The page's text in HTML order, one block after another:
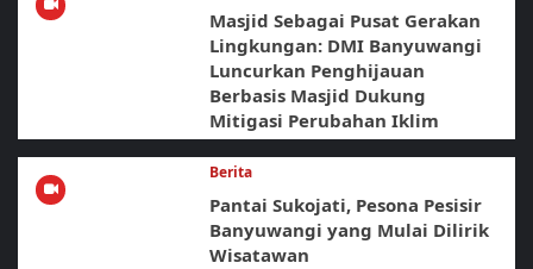
Masjid Sebagai Pusat Gerakan
Lingkungan: DMI Banyuwangi
Luncurkan Penghijauan
Berbasis Masjid Dukung
Mitigasi Perubahan Iklim
Berita
Pantai Sukojati, Pesona Pesisir
Banyuwangi yang Mulai Dilirik
Wisatawan